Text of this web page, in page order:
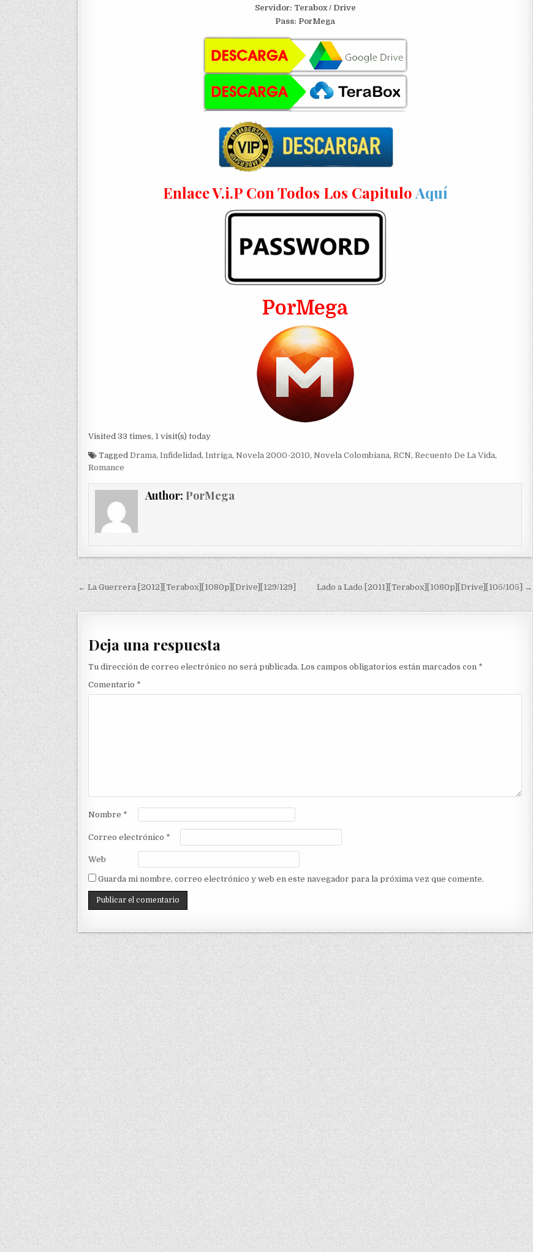
Servidor: Terabox / Drive
Pass: PorMega
Enlace V.i.P Con Todos Los Capitulo Aquí
PorMega
Visited 33 times, 1 visit(s) today
Tagged Drama, Infidelidad, Intriga, Novela 2000-2010, Novela Colombiana, RCN, Recuento De La Vida,
Romance
Author: PorMega
Navegación de entradas
← La Guerrera [2012][Terabox][1080p][Drive][129/129] Lado a Lado [2011][Terabox][1080p][Drive][105/105] →
Deja una respuesta
Tu dirección de correo electrónico no será publicada. Los campos obligatorios están marcados con *
Comentario *
Nombre *
Correo electrónico *
Web
Guarda mi nombre, correo electrónico y web en este navegador para la próxima vez que comente.